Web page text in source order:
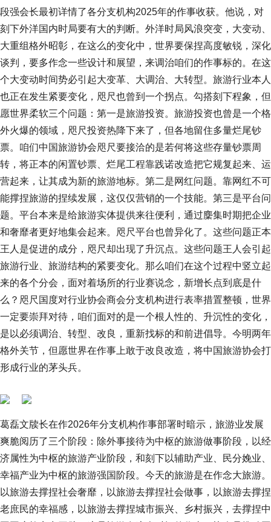
段强会长最初详情了各分支机构2025年的作事收获。他说，对
刻下外洋国内时局要有大的判断。外洋时局风浪突变，大变动、
大重组格外昭彰，在这么的变化中，世界要保捏高度敏锐，深化
谈判，要多作念一些设计和展望，来调治咱们的作事标的。在这
个大变动时间势必引起大变革、大调治、大转型。旅游行业本人
也正在发生紧要变化，咫尺也曾到一个拐点。勾搭刻下程象，但
愿世界柔软三个问题：第一是旅游投资。旅游投资也曾是一个格
外火爆的领域，咫尺投资热降下来了，但各地留住多量烂尾钞
票。咱们中国旅游协会咫尺要接洽的是若何将这些存量钞票周
转，将正本的闲置钞票、烂尾工程靠践诺改造把它规复起来、运
营起来，让其成为新的旅游地标。第二是网红问题。靠网红不可
能撑捏旅游的捏续发展，这仅仅营销的一个技能。第三是平台问
题。平台本来是给旅游实体提供来往便利，通过麇集时期把企业
和奢靡者更好地集会起来。咫尺平台也曾异化了。这些问题正本
王人是促进的成分，咫尺却出现了升沉点。这些问题王人会引起
旅游行业、旅游结构的紧要变化。那么咱们在这个过程中竖立起
来的各个分会，面对着场所的行业赛说念，新增长点到底是什
么？咫尺国度对行业协会商会分支机构进行表率措置整顿，世界
一定要崇拜对待，咱们面对的是一个根人性的、升沉性的变化，
是以必须调治、转型、改良，重新找标的和前进倡导。今明两年
格外关节，但愿世界在作事上敢于改良改造，将中国旅游协会打
形成行业的茅头兵。
葛磊文牍长在作2026年分支机构作事部署时暗示，旅游业发展
爽脆阅历了三个阶段：除外事接待为中枢的旅游做事阶段，以经
济属性为中枢的旅游产业阶段，和刻下以辅助产业、民分娩业、
幸福产业为中枢的旅游强国阶段。今天的旅游是在作念大旅游。
以旅游去撑捏社会奢靡，以旅游去撑捏社会做事，以旅游去撑捏
老庶民的幸福感，以旅游去撑捏城市振兴、乡村振兴，去撑捏中